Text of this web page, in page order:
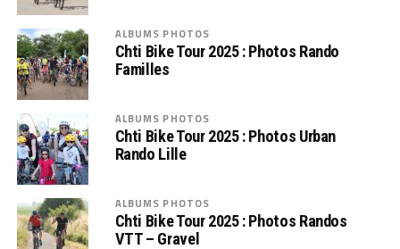
ALBUMS PHOTOS
Chti Bike Tour 2025 : Photos Rando
Familles
ALBUMS PHOTOS
Chti Bike Tour 2025 : Photos Urban
Rando Lille
ALBUMS PHOTOS
Chti Bike Tour 2025 : Photos Randos
VTT – Gravel